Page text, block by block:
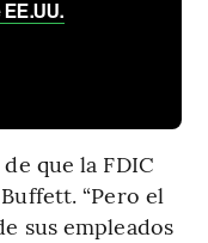
que la FDIC
“Pero el
sus empleados